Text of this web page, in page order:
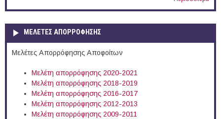
ΜΕΛΕΤΕΣ ΑΠΟΡΡΟΦΗΣΗΣ
Μελέτες Απορρόφησης Αποφοίτων
Μελέτη απορρόφησης 2020-2021
Μελέτη απορρόφησης 2018-2019
Μελέτη απορρόφησης 2016-2017
Μελέτη απορρόφησης 2012-2013
Μελέτη απορρόφησης 2009-2011